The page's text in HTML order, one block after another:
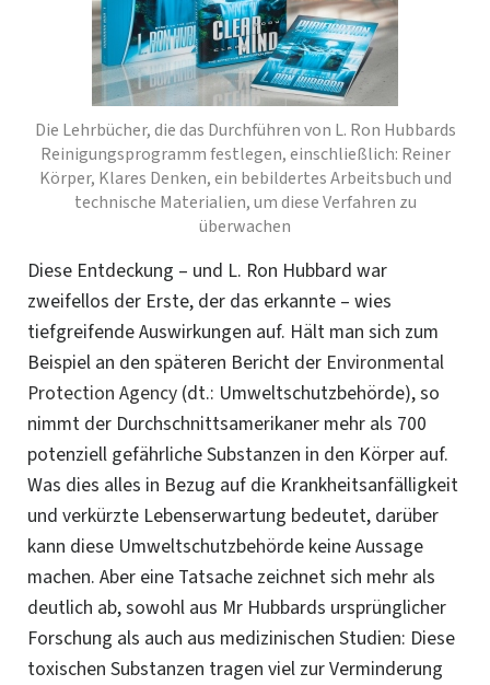
Die Lehrbücher, die das Durchführen von L. Ron Hubbards
Reinigungsprogramm festlegen, einschließlich: Reiner
Körper, Klares Denken,ein bebildertes Arbeitsbuch und
technische Materialien, um diese Verfahren zu
überwachen
Diese Entdeckung – und L. Ron Hubbard war
zweifellos der Erste, der das erkannte – wies
tiefgreifende Auswirkungen auf. Hält man sich zum
Beispiel an den späteren Bericht der Environmental
Protection Agency (dt.: Umweltschutzbehörde), so
nimmt der Durchschnittsamerikaner mehr als 700
potenziell gefährliche Substanzen in den Körper auf.
Was dies alles in Bezug auf die Krankheitsanfälligkeit
und verkürzte Lebenserwartung bedeutet, darüber
kann diese Umweltschutzbehörde keine Aussage
machen. Aber eine Tatsache zeichnet sich mehr als
deutlich ab, sowohl aus Mr Hubbards ursprünglicher
Forschung als auch aus medizinischen Studien: Diese
toxischen Substanzen tragen viel zur Verminderung